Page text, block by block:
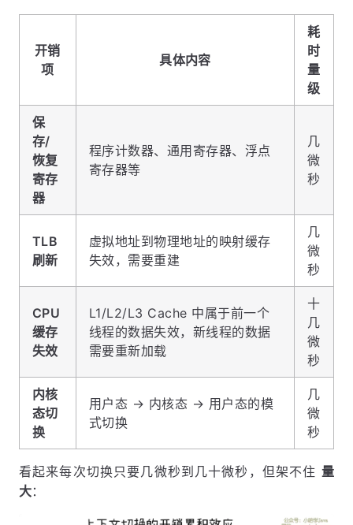
开销
项
具体内容
耗
时
量
级
保
存/
恢复
寄存
器
程序计数器、通用寄存器、浮点
寄存器等
几
微
秒
TLB
刷新
虚拟地址到物理地址的映射缓存
失效，需要重建
几
微
秒
CPU
缓存
失效
L1/L2/L3 Cache 中属于前一个
线程的数据失效，新线程的数据
需要重新加载
十
几
微
秒
内核
态切
换
用户态 → 内核态 → 用户态的模
式切换
几
微
秒
看起来每次切换只要几微秒到几十微秒，但架不住 量
大：